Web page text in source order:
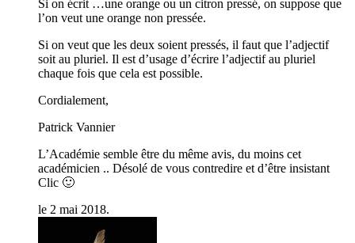
Si on écrit …une orange ou un citron pressé, on suppose que
l’on veut une orange non pressée.
Si on veut que les deux soient pressés, il faut que l’adjectif
soit au pluriel. Il est d’usage d’écrire l’adjectif au pluriel
chaque fois que cela est possible.
Cordialement,
Patrick Vannier
L’Académie semble être du même avis, du moins cet
académicien .. Désolé de vous contredire et d’être insistant
Clic 🙂
le 2 mai 2018.